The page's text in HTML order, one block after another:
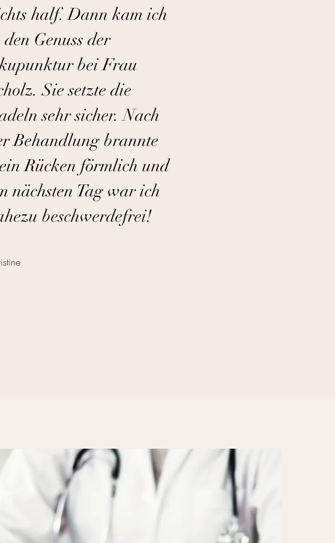
half. Dann kam ich
Genuss der
bei Frau
Sie setzte die
sehr sicher. Nach
Behandlung brannte
Rücken förmlich und
nächsten Tag war ich
beschwerdefrei!